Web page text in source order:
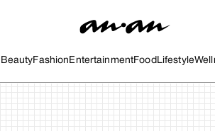
BeautyFashion EntertainmentFood Lifestyle